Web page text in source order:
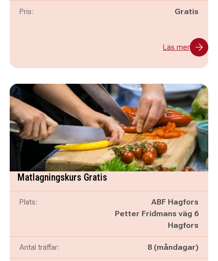
Pris: Gratis
Läs mer
Matlagningskurs Gratis
Plats:
ABF Hagfors
Petter Fridmans väg 6
Hagfors
Antal träffar: 8 (måndagar)